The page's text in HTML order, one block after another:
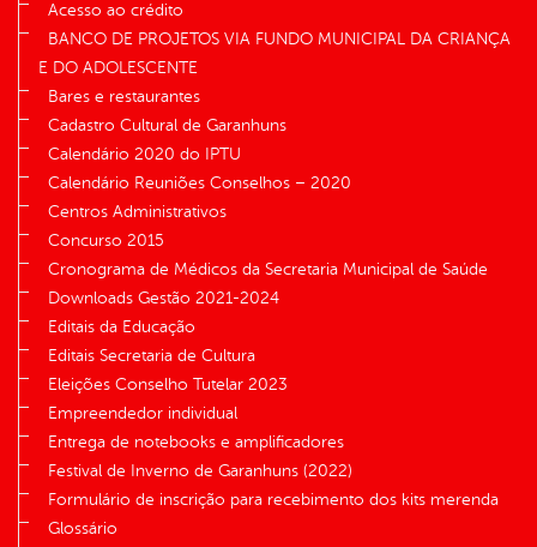
Acesso ao crédito
BANCO DE PROJETOS VIA FUNDO MUNICIPAL DA CRIANÇA
E DO ADOLESCENTE
Bares e restaurantes
Cadastro Cultural de Garanhuns
Calendário 2020 do IPTU
Calendário Reuniões Conselhos – 2020
Centros Administrativos
Concurso 2015
Cronograma de Médicos da Secretaria Municipal de Saúde
Downloads Gestão 2021-2024
Editais da Educação
Editais Secretaria de Cultura
Eleições Conselho Tutelar 2023
Empreendedor individual
Entrega de notebooks e amplificadores
Festival de Inverno de Garanhuns (2022)
Formulário de inscrição para recebimento dos kits merenda
Glossário